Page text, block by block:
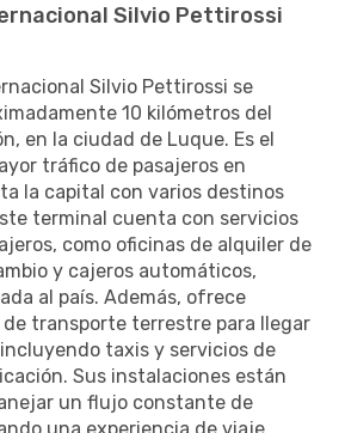
Silvio Pettirossi
Silvio Pettirossi se
10 kilómetros del
en la ciudad de Luque. Es el
tráfico de pasajeros en
la capital con varios destinos
terminal cuenta con servicios
como oficinas de alquiler de
y cajeros automáticos,
al país. Además, ofrece
de transporte terrestre para llegar
taxis y servicios de
Sus instalaciones están
un flujo constante de